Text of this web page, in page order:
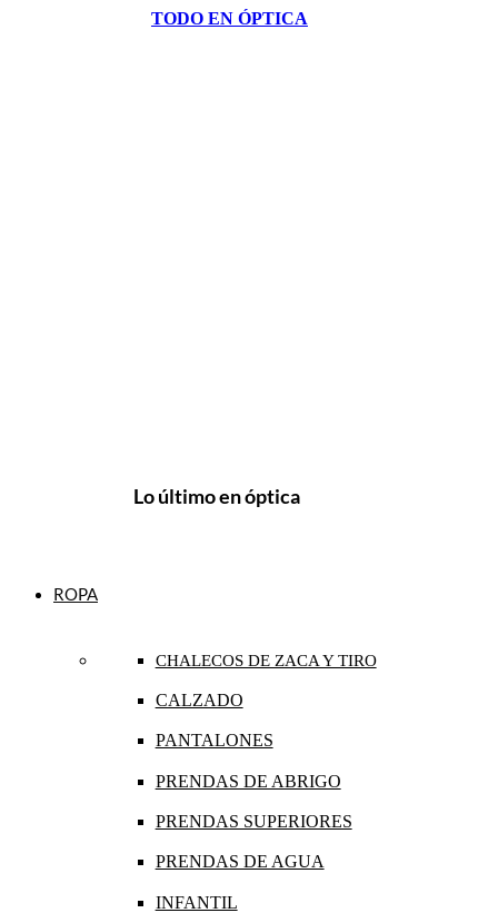
TODO EN ÓPTICA
Lo último en óptica
ROPA
CHALECOS DE ZACA Y TIRO
CALZADO
PANTALONES
PRENDAS DE ABRIGO
PRENDAS SUPERIORES
PRENDAS DE AGUA
INFANTIL